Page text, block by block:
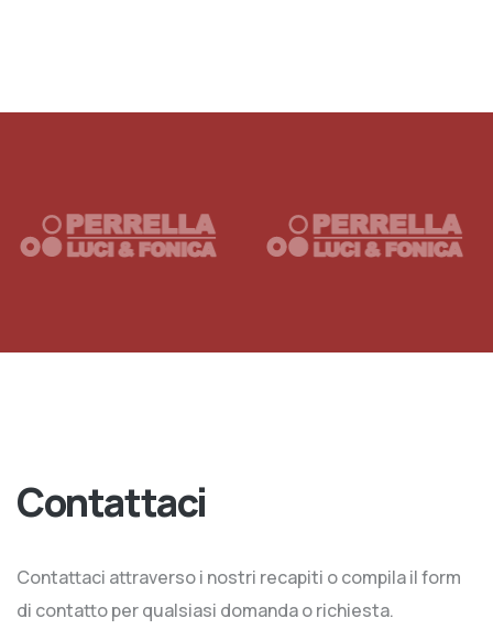
Contattaci
Contattaci attraverso i nostri recapiti o compila il form
di contatto per qualsiasi domanda o richiesta.